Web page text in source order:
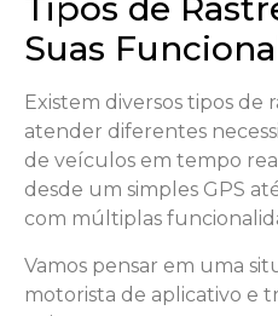
Tipos de
Suas
Existem diversos tipos de
atender diferentes
de veículos em tempo
desde um simples GPS
com múltiplas
Vamos pensar em uma
motorista de aplicativo e